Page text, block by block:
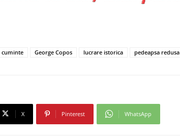
cuminte George Copos lucrare istorica pedeapsa redusa
X Pinterest WhatsApp